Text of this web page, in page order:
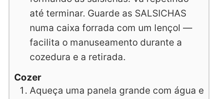
até terminar. Guarde as SALSICHAS
numa caixa forrada com um lençol —
facilita o manuseamento durante a
cozedura e a retirada.
Cozer
Aqueça uma panela grande com água e